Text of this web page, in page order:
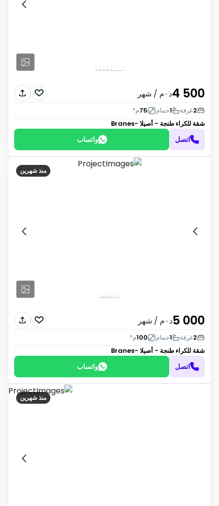
4 500د٠م / شهر
2غرفة 1حمام 75م²
شقة للكراء طنجة - أصيلا -Branes
اتصل واتساب
منذ شهرين
5 000د٠م / شهر
2غرفة 1حمام 100م²
شقة للكراء طنجة - أصيلا -Branes
اتصل واتساب
منذ شهرين